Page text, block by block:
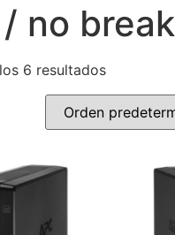
/ no break
6 resultados